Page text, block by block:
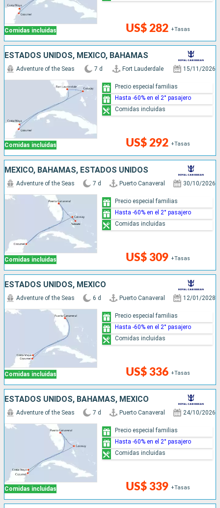
Comidas incluidas US$ 282 +Tasas
ESTADOS UNIDOS, MÉXICO, BAHAMAS
Comidas incluidas
Adventure of the Seas 7 d Fort Lauderdale 15/11/2026
US$ 292 +Tasas
Precio especial familias
Hasta -60% en el 2° pasajero
Comidas incluidas
MÉXICO, BAHAMAS, ESTADOS UNIDOS
Comidas incluidas
Adventure of the Seas 7 d Puerto Canaveral 30/10/2026
US$ 309 +Tasas
Precio especial familias
Hasta -60% en el 2° pasajero
Comidas incluidas
ESTADOS UNIDOS, MÉXICO
Comidas incluidas
Adventure of the Seas 6 d Puerto Canaveral 12/01/2028
US$ 336 +Tasas
Precio especial familias
Hasta -60% en el 2° pasajero
Comidas incluidas
ESTADOS UNIDOS, BAHAMAS, MÉXICO
Comidas incluidas
Adventure of the Seas 7 d Puerto Canaveral 24/10/2026
US$ 339 +Tasas
Precio especial familias
Hasta -60% en el 2° pasajero
Comidas incluidas